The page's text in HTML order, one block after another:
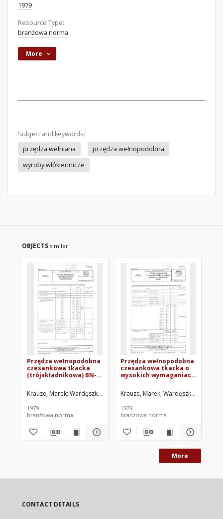
1979
Resource Type:
branżowa norma
More
Subject and keywords:
przędza wełniana
przędza wełnopodobna
wyroby włókiennicze
OBJECTS similar
Przędza wełnopodobna
czesankowa tkacka
(trójskładnikowa) BN-
Krauze, Marek Wardęszkiewicz, Eugeniusz Kozielska, Krystyna
1979
branżowa norma
Przędza wełnopodobna
czesankowa tkacka o
wysokich wymaganiach
BN-78/7541-02 Arkusz
11
Krauze, Marek Wardęszkiewicz,
1979
branżowa norma
More
CONTACT DETAILS